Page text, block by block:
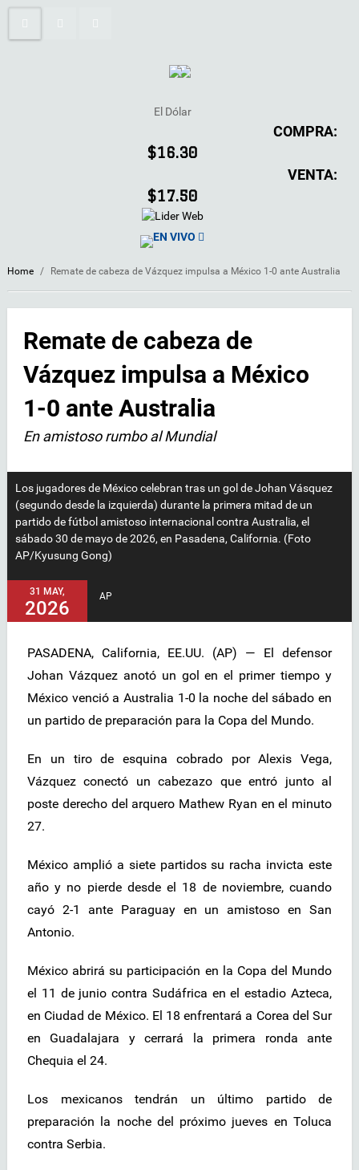
El Dólar
COMPRA:
$16.30
VENTA:
$17.50
EN VIVO
Home / Remate de cabeza de Vázquez impulsa a México 1-0 ante Australia
Remate de cabeza de
Vázquez impulsa a México
1-0 ante Australia
En amistoso rumbo al Mundial
Los jugadores de México celebran tras un gol de Johan Vásquez
(segundo desde la izquierda) durante la primera mitad de un
partido de fútbol amistoso internacional contra Australia, el
sábado 30 de mayo de 2026, en Pasadena, California. (Foto
AP/Kyusung Gong)
31 MAY,
2026
AP
PASADENA, California, EE.UU. (AP) — El defensor
Johan Vázquez anotó un gol en el primer tiempo y
México venció a Australia 1-0 la noche del sábado en
un partido de preparación para la Copa del Mundo.
En un tiro de esquina cobrado por Alexis Vega,
Vázquez conectó un cabezazo que entró junto al
poste derecho del arquero Mathew Ryan en el minuto
27.
México amplió a siete partidos su racha invicta este
año y no pierde desde el 18 de noviembre, cuando
cayó 2-1 ante Paraguay en un amistoso en San
Antonio.
México abrirá su participación en la Copa del Mundo
el 11 de junio contra Sudáfrica en el estadio Azteca,
en Ciudad de México. El 18 enfrentará a Corea del Sur
en Guadalajara y cerrará la primera ronda ante
Chequia el 24.
Los mexicanos tendrán un último partido de
preparación la noche del próximo jueves en Toluca
contra Serbia.